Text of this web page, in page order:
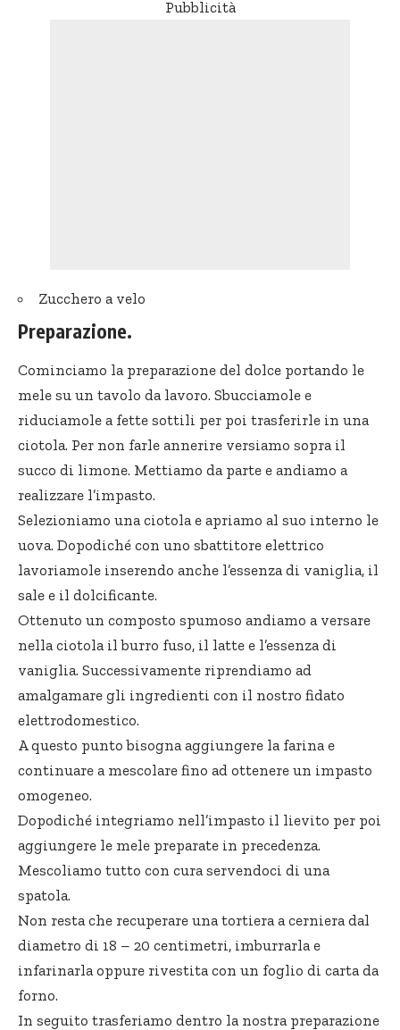
Pubblicità
Zucchero a velo
Preparazione.
Cominciamo la preparazione del dolce portando le
mele su un tavolo da lavoro. Sbucciamole e
riduciamole a fette sottili per poi trasferirle in una
ciotola. Per non farle annerire versiamo sopra il
succo di limone. Mettiamo da parte e andiamo a
realizzare l’impasto.
Selezioniamo una ciotola e apriamo al suo interno le
uova. Dopodiché con uno sbattitore elettrico
lavoriamole inserendo anche l’essenza di vaniglia, il
sale e il dolcificante.
Ottenuto un composto spumoso andiamo a versare
nella ciotola il burro fuso, il latte e l’essenza di
vaniglia. Successivamente riprendiamo ad
amalgamare gli ingredienti con il nostro fidato
elettrodomestico.
A questo punto bisogna aggiungere la farina e
continuare a mescolare fino ad ottenere un impasto
omogeneo.
Dopodiché integriamo nell’impasto il lievito per poi
aggiungere le mele preparate in precedenza.
Mescoliamo tutto con cura servendoci di una
spatola.
Non resta che recuperare una tortiera a cerniera dal
diametro di 18 – 20 centimetri, imburrarla e
infarinarla oppure rivestita con un foglio di carta da
forno.
In seguito trasferiamo dentro la nostra preparazione